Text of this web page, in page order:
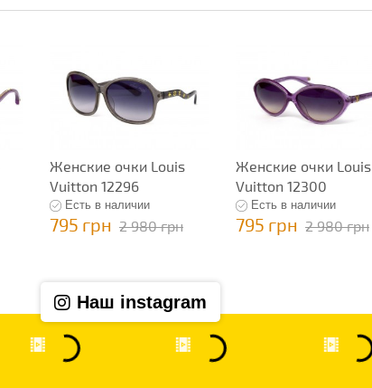
Женские очки Louis
Vuitton 12296
Есть в наличии
795 грн 2 980 грн
Женские очки Louis
Vuitton 12300
Есть в наличии
795 грн 2 980 грн
Наш instagram